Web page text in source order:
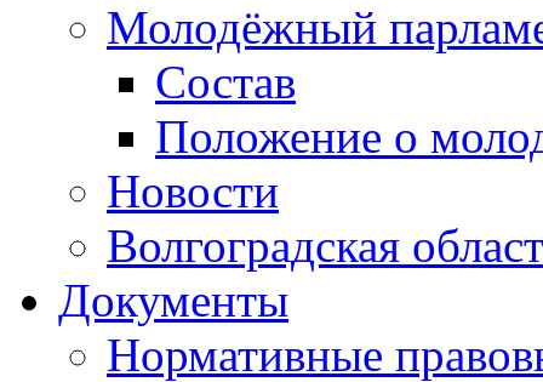
Молодёжный
Состав
Положение о
Новости
Волгоградская
Документы
Нормативные